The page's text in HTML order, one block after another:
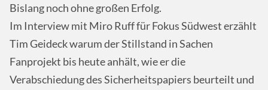
Bislang noch ohne großen Erfolg.
Im Interview mit Miro Ruff für Fokus Südwest erzählt
Tim Geideck warum der Stillstand in Sachen
Fanprojekt bis heute anhält, wie er die
Verabschiedung des Sicherheitspapiers beurteilt und